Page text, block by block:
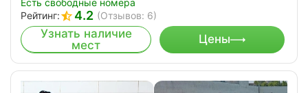
Рейтинг:
4.2 (Отзывов: 6)
Узнать наличие
мест
Цены